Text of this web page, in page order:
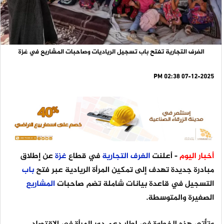
الغرف التجارية تفتح باب تسجيل الرياديات وصاحبات المشاريع في غزة
07-12-2025 02:38 PM
أخبار اليوم- أعلنتالغرفالتجاريةفي قطاعغزةعن إطلاق
مبادرة جديدة تهدف إلى تمكين المرأة الريادية عبر فتحباب
التسجيل في قاعدة بيانات شاملة تضم صاحباتالمشاريع
الصغيرة والمتوسطة.